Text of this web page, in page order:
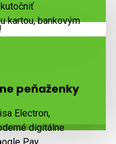
kartou, bankovým
peňaženky
Electron,
digitálne